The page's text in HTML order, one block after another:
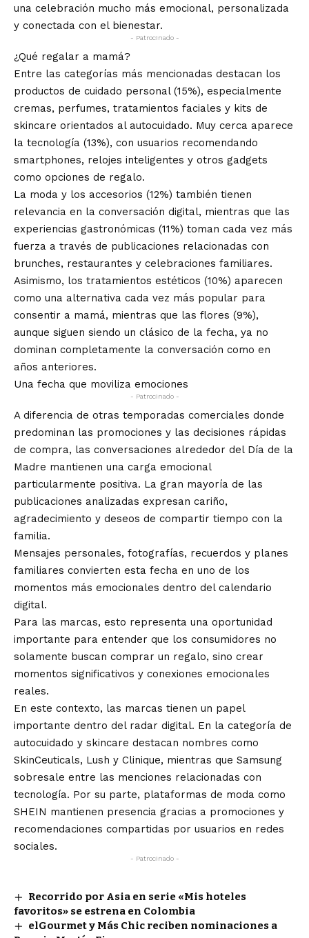
una celebración mucho más emocional, personalizada
y conectada con el bienestar.
- Patrocinado -
¿Qué regalar a mamá?
Entre las categorías más mencionadas destacan los
productos de cuidado personal (15%), especialmente
cremas, perfumes, tratamientos faciales y kits de
skincare orientados al autocuidado. Muy cerca aparece
la tecnología (13%), con usuarios recomendando
smartphones, relojes inteligentes y otros gadgets
como opciones de regalo.
La moda y los accesorios (12%) también tienen
relevancia en la conversación digital, mientras que las
experiencias gastronómicas (11%) toman cada vez más
fuerza a través de publicaciones relacionadas con
brunches, restaurantes y celebraciones familiares.
Asimismo, los tratamientos estéticos (10%) aparecen
como una alternativa cada vez más popular para
consentir a mamá, mientras que las flores (9%),
aunque siguen siendo un clásico de la fecha, ya no
dominan completamente la conversación como en
años anteriores.
Una fecha que moviliza emociones
- Patrocinado -
A diferencia de otras temporadas comerciales donde
predominan las promociones y las decisiones rápidas
de compra, las conversaciones alrededor del Día de la
Madre mantienen una carga emocional
particularmente positiva. La gran mayoría de las
publicaciones analizadas expresan cariño,
agradecimiento y deseos de compartir tiempo con la
familia.
Mensajes personales, fotografías, recuerdos y planes
familiares convierten esta fecha en uno de los
momentos más emocionales dentro del calendario
digital.
Para las marcas, esto representa una oportunidad
importante para entender que los consumidores no
solamente buscan comprar un regalo, sino crear
momentos significativos y conexiones emocionales
reales.
En este contexto, las marcas tienen un papel
importante dentro del radar digital. En la categoría de
autocuidado y skincare destacan nombres como
SkinCeuticals, Lush y Clinique, mientras que Samsung
sobresale entre las menciones relacionadas con
tecnología. Por su parte, plataformas de moda como
SHEIN mantienen presencia gracias a promociones y
recomendaciones compartidas por usuarios en redes
sociales.
- Patrocinado -
Recorrido por Asia en serie «Mis hoteles
favoritos» se estrena en Colombia
elGourmet y Más Chic reciben nominaciones a